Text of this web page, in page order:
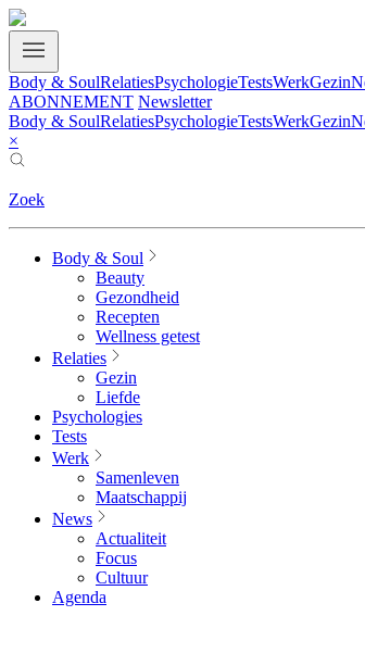
Body & SoulRelatiesPsychologieTestsWerkGezin
ABONNEMENT Newsletter
Body & SoulRelatiesPsychologieTestsWerkGezin
×
Zoek
Body & Soul
Beauty
Gezondheid
Recepten
Wellness getest
Relaties
Gezin
Liefde
Psychologies
Tests
Werk
Samenleven
Maatschappij
News
Actualiteit
Focus
Cultuur
Agenda